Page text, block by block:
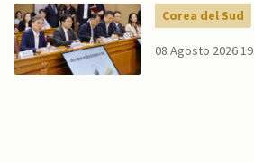
Corea del Sud
08 Agosto 2026